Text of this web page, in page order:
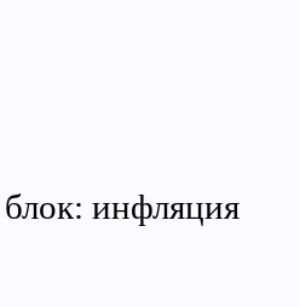
инфляция